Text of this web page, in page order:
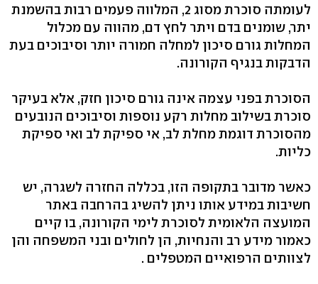
לעומתה סוכרת מסוג 2, המלווה פעמים רבות בהשמנת
יתר, שומנים בדם ויתר לחץ דם, מהווה עם מכלול
המחלות גורם סיכון למחלה חמורה יותר וסיבוכים בעת
הדבקות בנגיף הקורונה.
הסוכרת בפני עצמה אינה גורם סיכון חזק, אלא בעיקר
סוכרת בשילוב מחלות רקע נוספות וסיבוכים הנובעים
מהסוכרת דוגמת מחלת לב, אי ספיקת לב ואי ספיקת
כליות.
כאשר מדובר בתקופה הזו, בכללה החזרה לשגרה, יש
חשיבות במידע אותו ניתן להשיג בהרחבה באתר
המועצה הלאומית לסוכרת לימי הקורונה, בו קיים
כאמור מידע רב והנחיות, הן לחולים ובני המשפחה והן
לצוותים הרפואיים המטפלים .